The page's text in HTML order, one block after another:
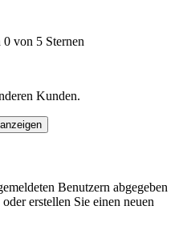
von 5 Sternen
Kunden.
Benutzern abgegeben
erstellen Sie einen neuen